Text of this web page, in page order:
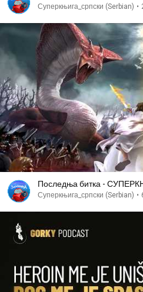
Суперкњига_српски (Serbian) •
Последња битка -
Суперкњига_српски (Serbian) •